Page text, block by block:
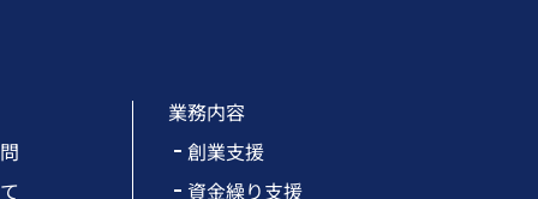
業務内容
創業支援
資金繰り支援